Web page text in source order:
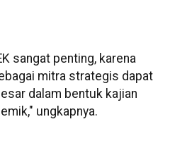
sangat penting, karena
mitra strategis dapat
dalam bentuk kajian
ungkapnya.